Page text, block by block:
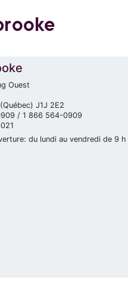
Ouest
J1J 2E2
/ 1 866 564-0909
du lundi au vendredi de 9